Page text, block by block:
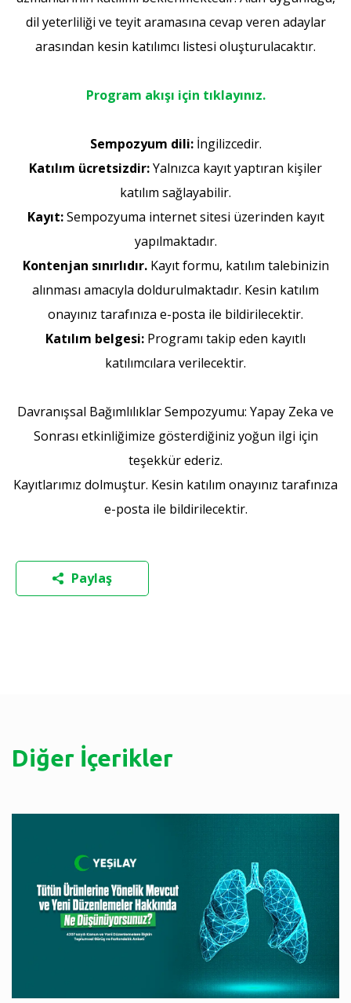
dil yeterliliği ve teyit aramasına cevap veren adaylar
arasından kesin katılımcı listesi oluşturulacaktır.
Program akışı için tıklayınız.
Sempozyum dili:İngilizcedir.
Katılım ücretsizdir:Yalnızca kayıt yaptıran kişiler
katılım sağlayabilir.
Kayıt:Sempozyuma internet sitesi üzerinden kayıt
yapılmaktadır.
Kontenjan sınırlıdır.Kayıt formu, katılım talebinizin
alınması amacıyla doldurulmaktadır. Kesin katılım
onayınız tarafınıza e-posta ile bildirilecektir.
Katılım belgesi: Programı takip eden kayıtlı
katılımcılara verilecektir.
Davranışsal Bağımlılıklar Sempozyumu: Yapay Zeka ve
Sonrası etkinliğimize gösterdiğiniz yoğun ilgi için
teşekkür ederiz.
Kayıtlarımız dolmuştur. Kesin katılım onayınız tarafınıza
e-posta ile bildirilecektir.
Paylaş
Diğer İçerikler